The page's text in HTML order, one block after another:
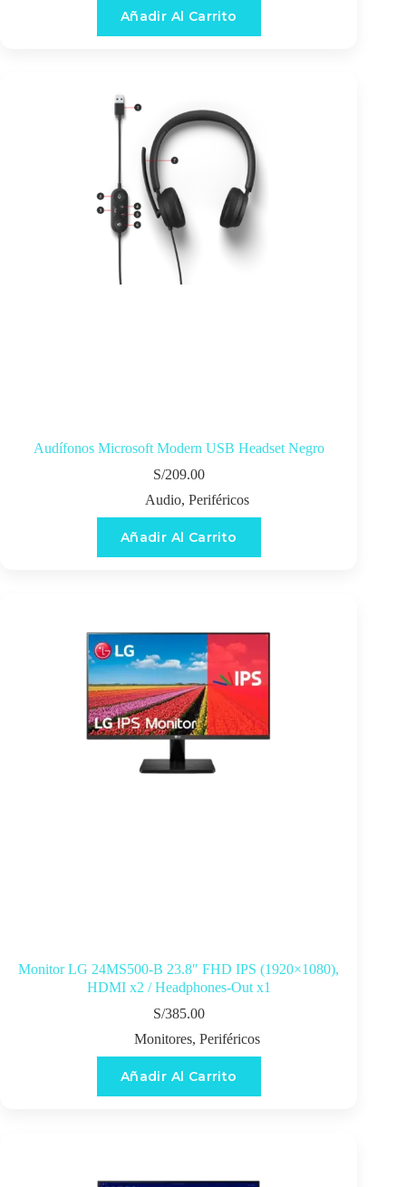
Añadir Al Carrito
Audífonos Microsoft Modern USB Headset Negro
S/209.00
Audio, Periféricos
Añadir Al Carrito
Monitor LG 24MS500-B 23.8″ FHD IPS (1920×1080),
HDMI x2 / Headphones-Out x1
S/385.00
Monitores, Periféricos
Añadir Al Carrito